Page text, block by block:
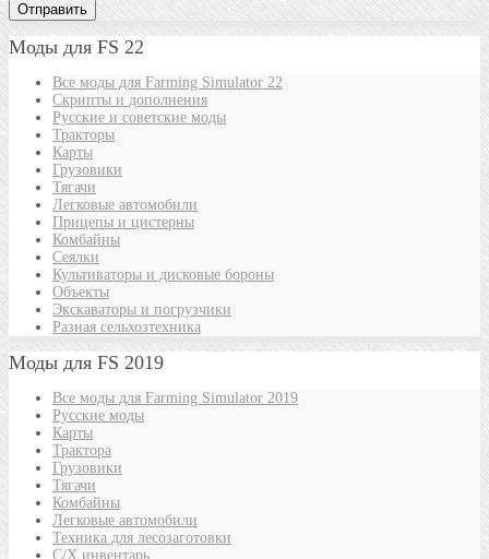
Моды для FS 22
Все моды для Farming Simulator 22
Скрипты и дополнения
Русские и советские моды
Тракторы
Карты
Грузовики
Тягачи
Легковые автомобили
Прицепы и цистерны
Комбайны
Сеялки
Культиваторы и дисковые бороны
Объекты
Экскаваторы и погрузчики
Разная сельхозтехника
Моды для FS 2019
Все моды для Farming Simulator 2019
Русские моды
Карты
Трактора
Грузовики
Тягачи
Комбайны
Легковые автомобили
Техника для лесозаготовки
С/Х инвентарь